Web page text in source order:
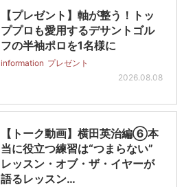
【プレゼント】軸が整う！トッ
ププロも愛用するデサントゴル
フの半袖ポロを1名様に
information プレゼント
2026.08.08
【トーク動画】横田英治編⑥本
当に役立つ練習は“つまらない”
レッスン・オブ・ザ・イヤーが
語るレッスン…